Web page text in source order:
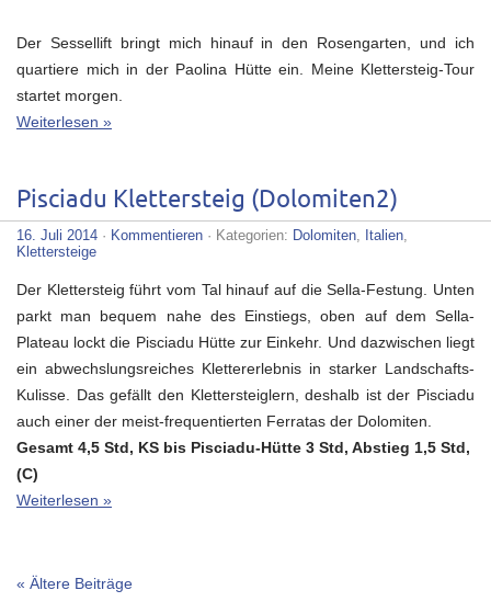
Der Sessellift bringt mich hinauf in den Rosengarten, und ich
quartiere mich in der Paolina Hütte ein. Meine Klettersteig-Tour
startet morgen.
Weiterlesen »
Pisciadu Klettersteig (Dolomiten2)
16. Juli 2014 · Kommentieren · Kategorien: Dolomiten, Italien,
Klettersteige
Der Klettersteig führt vom Tal hinauf auf die Sella-Festung. Unten
parkt man bequem nahe des Einstiegs, oben auf dem Sella-
Plateau lockt die Pisciadu Hütte zur Einkehr. Und dazwischen liegt
ein abwechslungsreiches Klettererlebnis in starker Landschafts-
Kulisse. Das gefällt den Klettersteiglern, deshalb ist der Pisciadu
auch einer der meist-frequentierten Ferratas der Dolomiten.
Gesamt 4,5 Std, KS bis Pisciadu-Hütte 3 Std, Abstieg 1,5 Std,
(C)
Weiterlesen »
« Ältere Beiträge